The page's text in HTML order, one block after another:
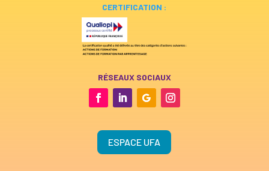
CERTIFICATION :
RÉSEAUX SOCIAUX
ESPACE UFA